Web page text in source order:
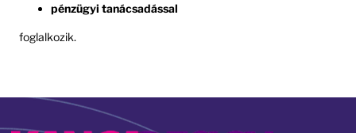
pénzügyi tanácsadással
foglalkozik.